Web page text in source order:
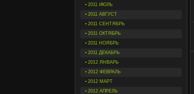
2011 ИЮЛЬ
2011 АВГУСТ
2011 СЕНТЯБРЬ
2011 ОКТЯБРЬ
2011 НОЯБРЬ
2011 ДЕКАБРЬ
2012 ЯНВАРЬ
2012 ФЕВРАЛЬ
2012 МАРТ
2012 АПРЕЛЬ